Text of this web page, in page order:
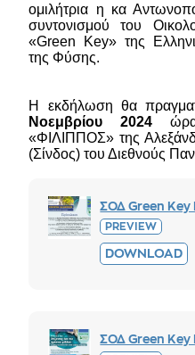
ομιλήτρια η κα
συντονισμού του
«Green Key» της
της Φύσης.
Η εκδήλωση θα
Νοεμβρίου 2024
«ΦΙΛΙΠΠΟΣ» της
(Σίνδος) του Διεθνούς
ΣΟΔ Green Key
PREVIEW
DOWNLOAD
ΣΟΔ Green Key